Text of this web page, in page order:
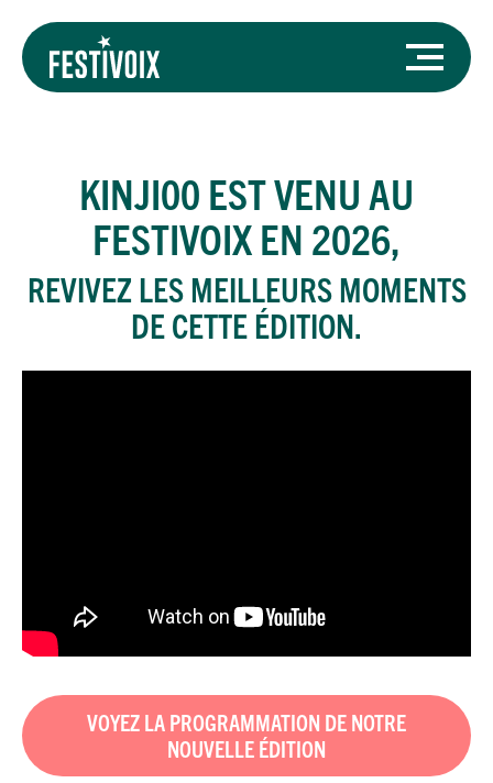
KINJI00 EST VENU AU
FESTIVOIX EN 2026,
REVIVEZ LES MEILLEURS MOMENTS
DE CETTE ÉDITION.
VOYEZ LA PROGRAMMATION DE NOTRE
NOUVELLE ÉDITION